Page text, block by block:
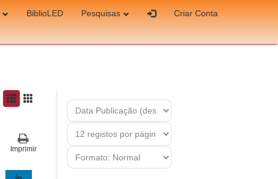
BiblioLED Pesquisas
Criar Conta
Imprimir